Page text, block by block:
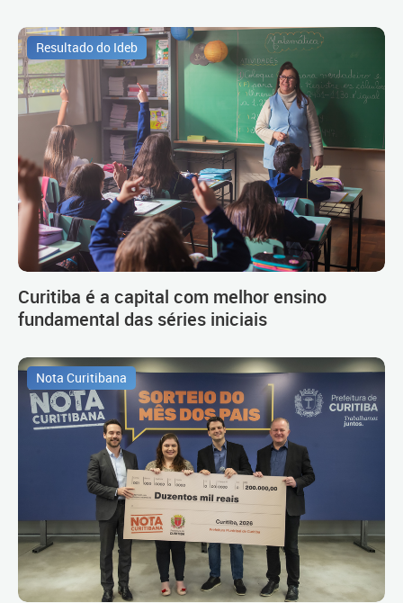
Resultado do Ideb
Curitiba é a capital com melhor ensino
fundamental das séries iniciais
Nota Curitibana